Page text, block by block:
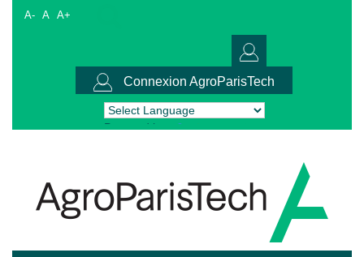
A- A A+
Connexion AgroParisTech
Powered by Translate